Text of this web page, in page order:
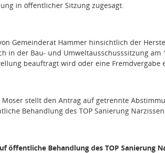
in öffentlicher Sitzung zugesagt.
Gemeinderat Hammer hinsichtlich der
in der Bau- und Umweltausschusssitzung
beauftragt wird oder eine Fremdvergabe
stellt den Antrag auf getrennte
Behandlung des TOP Sanierung
öffentliche Behandlung des TOP Sanierung